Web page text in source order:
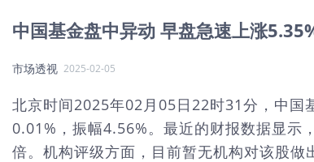
中国基金盘中异动 早盘急速上涨
市场透视 2025-02-05
北京时间2025年02月05日22时31分，中
0.01%，振幅4.56%。最近的财报数据显
倍。机构评级方面，目前暂无机构对该股做